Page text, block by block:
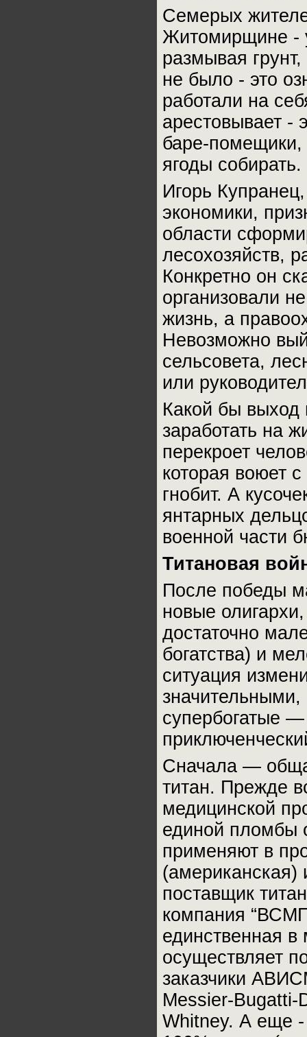
Семерых
Житомирщине -
размывая
не было - это
работали на
арестовывает -
баре-помещики,
ягоды собирать.
Игорь
экономики,
области
лесохозяйств,
Конкретно он
организовали
жизнь, а
Невозможно
сельсовета,
или
Какой бы выход
заработать на
перекроет
которая воюет
гнобит. А
янтарных
военной части
Титановая
После победы
новые
достаточно
богатства) и
ситуация
супербогатые
Сначала —
титан. Прежде
медицинской
единой пломбы
применяют в
(американская)
поставщик
компания
единственная в
осуществляет
заказчики
Messier-Bugatti-
Whitney. А еще